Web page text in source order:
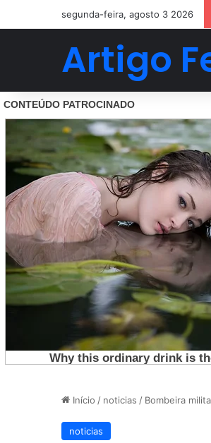
segunda-feira, agosto 3 2026
Artigo
Início / noticias / Bombeira
noticias